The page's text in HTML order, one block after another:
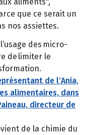
que ce serait un
nos assiettes.
des micro-
de limiter le
de l‘Ania,
alimentaires, dans
directeur de
de la chimie du